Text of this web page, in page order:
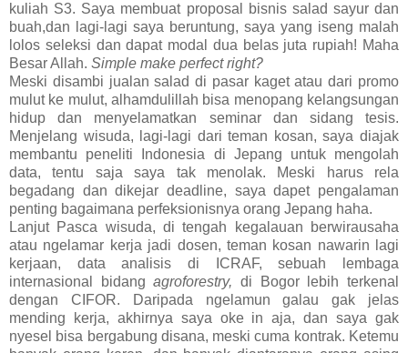
kuliah S3. Saya membuat proposal bisnis salad sayur dan
buah,dan lagi-lagi saya beruntung, saya yang iseng malah
lolos seleksi dan dapat modal dua belas juta rupiah! Maha
Besar Allah. Simple make perfect right?
Meski disambi jualan salad di pasar kaget atau dari promo
mulut ke mulut, alhamdulillah bisa menopang kelangsungan
hidup dan menyelamatkan seminar dan sidang tesis.
Menjelang wisuda, lagi-lagi dari teman kosan, saya diajak
membantu peneliti Indonesia di Jepang untuk mengolah
data, tentu saja saya tak menolak. Meski harus rela
begadang dan dikejar deadline, saya dapet pengalaman
penting bagaimana perfeksionisnya orang Jepang haha.
Lanjut Pasca wisuda, di tengah kegalauan berwirausaha
atau ngelamar kerja jadi dosen, teman kosan nawarin lagi
kerjaan, data analisis di ICRAF, sebuah lembaga
internasional bidangagroforestry, di Bogor lebih terkenal
dengan CIFOR. Daripada ngelamun galau gak jelas
mending kerja, akhirnya saya oke in aja, dan saya gak
nyesel bisa bergabung disana, meski cuma kontrak. Ketemu